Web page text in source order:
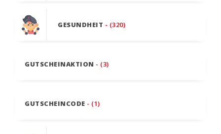
GESUNDHEIT - (320)
GUTSCHEINAKTION - (3)
GUTSCHEINCODE - (1)